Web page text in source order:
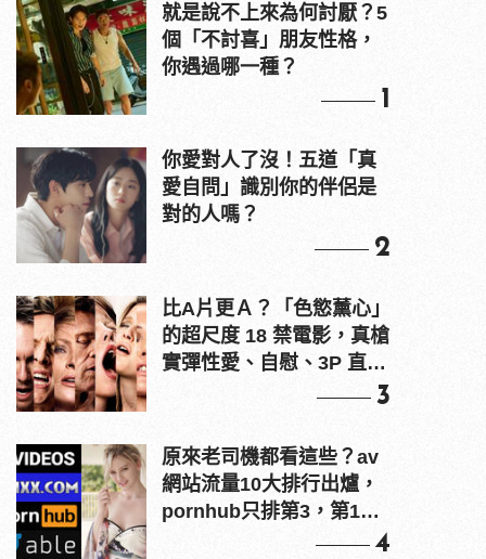
就是說不上來為何討厭？5
個「不討喜」朋友性格，
你遇過哪一種？
1
你愛對人了沒！五道「真
愛自問」識別你的伴侶是
對的人嗎？
2
比A片更Ａ？「色慾薰心」
的超尺度 18 禁電影，真槍
實彈性愛、自慰、3P 直接
3
原來老司機都看這些？av
網站流量10大排行出爐，
pornhub只排第3，第1名
4